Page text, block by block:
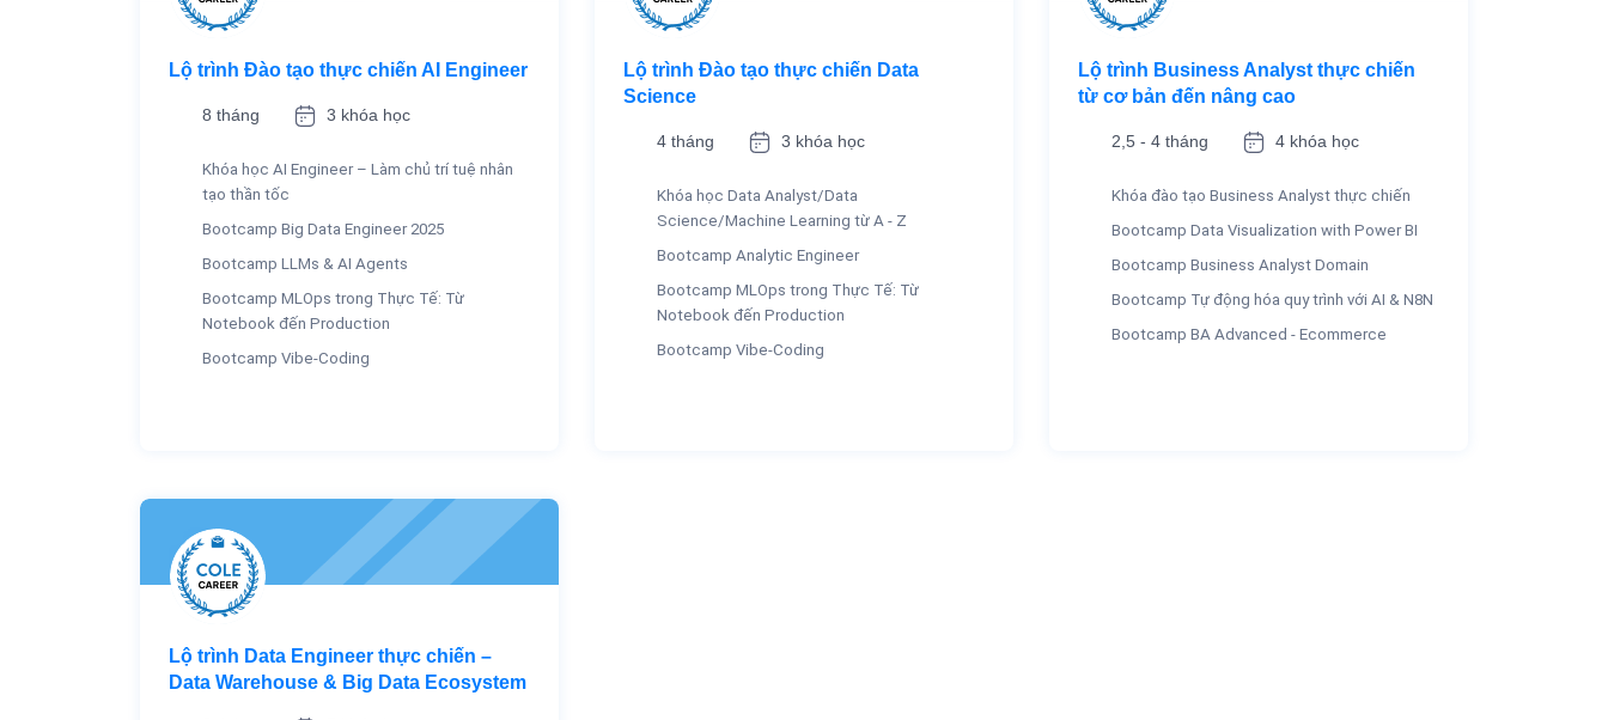
Lộ trình Đào tạo thực chiến AI Engineer
8 tháng 3 khóa học
Khóa học AI Engineer – Làm chủ trí tuệ nhân
tạo thần tốc
Bootcamp Big Data Engineer 2025
Bootcamp LLMs & AI Agents
Bootcamp MLOps trong Thực Tế: Từ
Notebook đến Production
Bootcamp Vibe-Coding
Lộ trình Đào tạo thực chiến Data
Science
4 tháng 3 khóa học
Khóa học Data Analyst/Data
Science/Machine Learning từ A - Z
Bootcamp Analytic Engineer
Bootcamp MLOps trong Thực Tế: Từ
Notebook đến Production
Bootcamp Vibe-Coding
Lộ trình Business Analyst thực chiến
từ cơ bản đến nâng cao
2,5 - 4 tháng 4 khóa học
Khóa đào tạo Business Analyst thực chiến
Bootcamp Data Visualization with Power BI
Bootcamp Business Analyst Domain
Bootcamp Tự động hóa quy trình với AI & N8N
Bootcamp BA Advanced - Ecommerce
Lộ trình Data Engineer thực chiến –
Data Warehouse & Big Data Ecosystem